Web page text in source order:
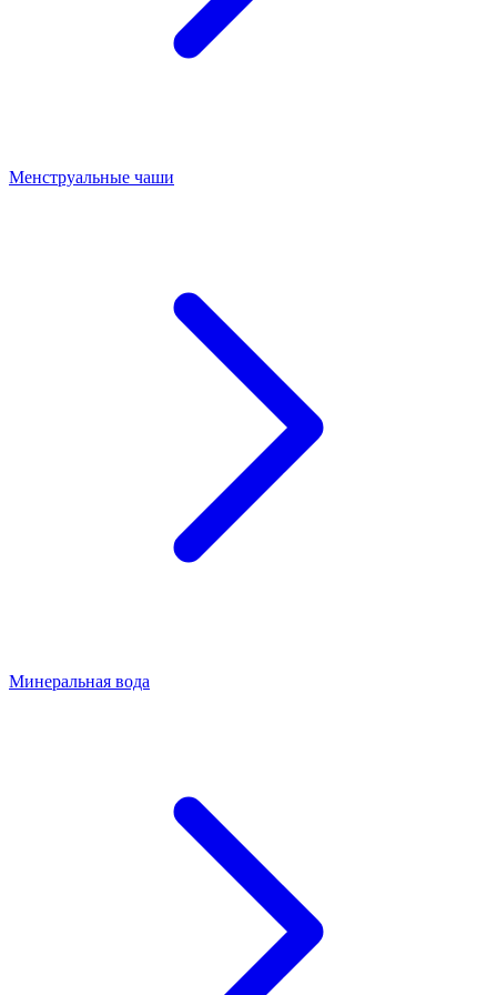
Менструальные чаши
Минеральная вода